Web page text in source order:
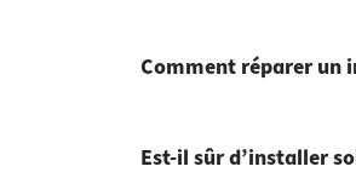
Comment réparer un
Est-il sûr d’installer